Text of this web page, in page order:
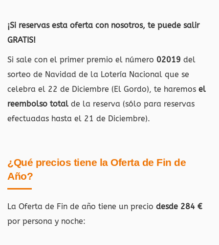
¡Si reservas esta oferta con nosotros, te puede salir
GRATIS!
Si sale con el primer premio el número 02019 del
sorteo de Navidad de la Lotería Nacional que se
celebra el 22 de Diciembre (El Gordo), te haremos el
reembolso total de la reserva (sólo para reservas
efectuadas hasta el 21 de Diciembre).
¿Qué precios tiene la Oferta de Fin de
Año?
La Oferta de Fin de año tiene un precio desde 284 €
por persona y noche: